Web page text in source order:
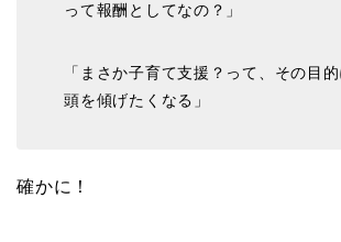
って報酬としてなの？」
「まさか子育て支援？って、その目
頭を傾げたくなる」
確かに！